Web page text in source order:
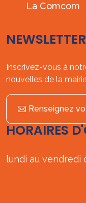
La Comcom
NEWSLETTER
Inscrivez-vous à
nouvelles de la
Renseignez
HORAIRES
lundi au vendredi